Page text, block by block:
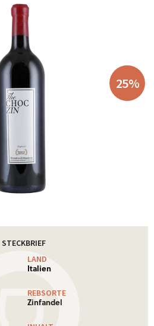
25%
STECKBRIEF
LAND
Italien
REBSORTE
Zinfandel